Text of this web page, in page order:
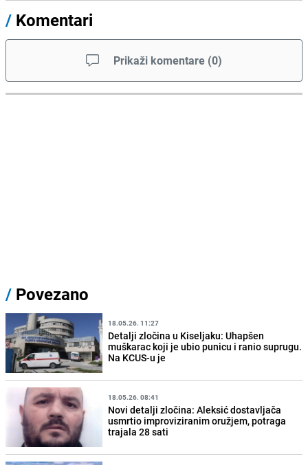
/ Komentari
Prikaži komentare (0)
/ Povezano
18.05.26. 11:27
Detalji zločina u Kiseljaku: Uhapšen
muškarac koji je ubio punicu i ranio suprugu.
Na KCUS-u je
18.05.26. 08:41
Novi detalji zločina: Aleksić dostavljača
usmrtio improviziranim oružjem, potraga
trajala 28 sati